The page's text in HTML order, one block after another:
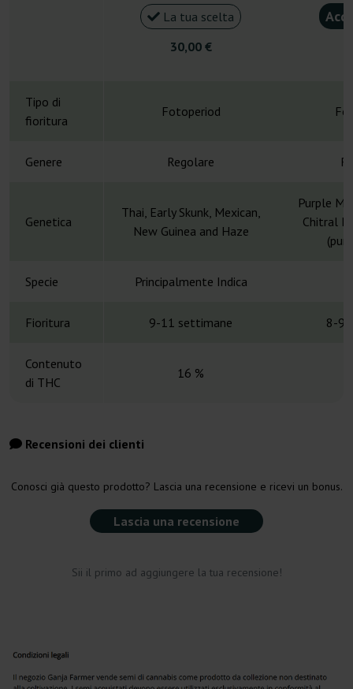
La tua scelta
30,00 €
Tipo di
fioritura
Fotoperiod
Genere Regolare
Genetica
Thai, Early Skunk, Mexican,
New Guinea and Haze
Purple
Chitral
Specie Principalmente Indica
Fioritura 9-11 settimane 8-9
Contenuto
di THC
16 %
Recensioni dei clienti
Conosci già questo prodotto? Lascia una recensione e ricevi un bonus.
Lascia una recensione
Sii il primo ad aggiungere la tua recensione!